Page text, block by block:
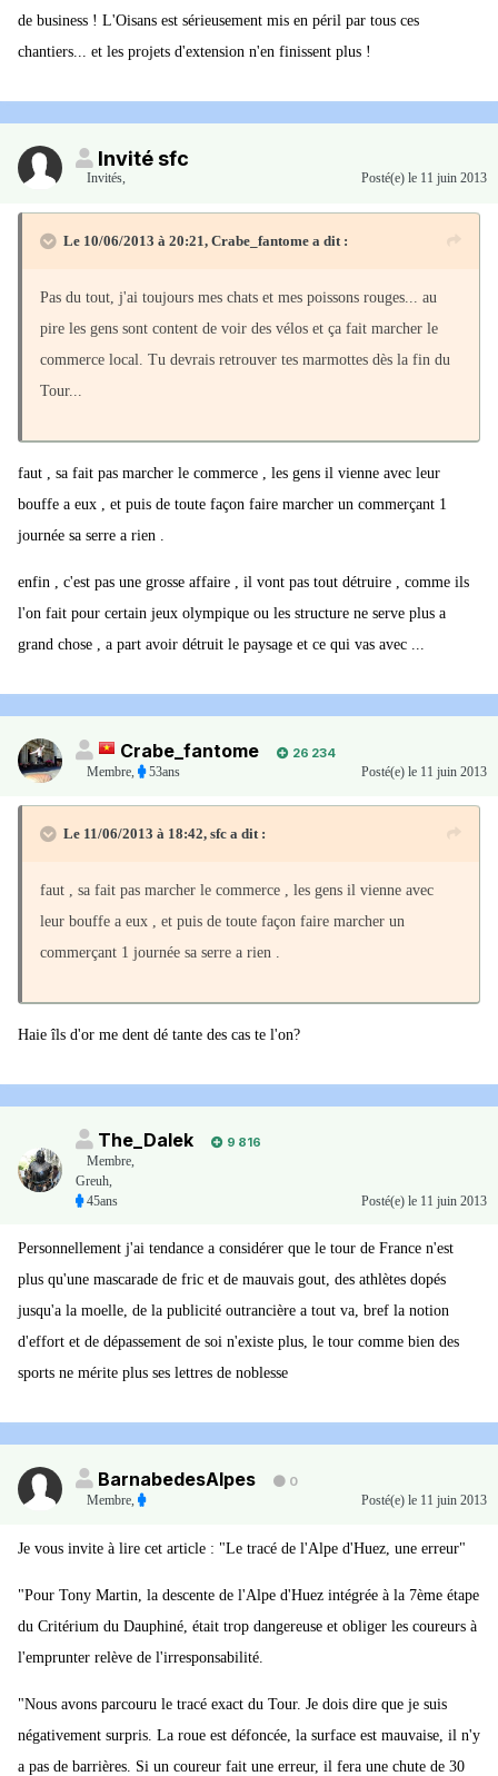
de business ! L'Oisans est sérieusement mis en péril par tous ces
chantiers... et les projets d'extension n'en finissent plus !
Invité sfc
Invités, Posté(e) le 11 juin 2013
Le 10/06/2013 à 20:21, Crabe_fantome a dit :
Pas du tout, j'ai toujours mes chats et mes poissons rouges... au
pire les gens sont content de voir des vélos et ça fait marcher le
commerce local. Tu devrais retrouver tes marmottes dès la fin du
Tour...
faut , sa fait pas marcher le commerce , les gens il vienne avec leur
bouffe a eux , et puis de toute façon faire marcher un commerçant 1
journée sa serre a rien .
enfin , c'est pas une grosse affaire , il vont pas tout détruire , comme ils
l'on fait pour certain jeux olympique ou les structure ne serve plus a
grand chose , a part avoir détruit le paysage et ce qui vas avec ...
Crabe_fantome
26 234
Membre, 53ans Posté(e) le 11 juin 2013
Le 11/06/2013 à 18:42, sfc a dit :
faut , sa fait pas marcher le commerce , les gens il vienne avec
leur bouffe a eux , et puis de toute façon faire marcher un
commerçant 1 journée sa serre a rien .
Haie îls d'or me dent dé tante des cas te l'on?
The_Dalek
9 816
Membre,
Greuh,
45ans
Posté(e) le 11 juin 2013
Personnellement j'ai tendance a considérer que le tour de France n'est
plus qu'une mascarade de fric et de mauvais gout, des athlètes dopés
jusqu'a la moelle, de la publicité outrancière a tout va, bref la notion
d'effort et de dépassement de soi n'existe plus, le tour comme bien des
sports ne mérite plus ses lettres de noblesse
BarnabedesAlpes
0
Membre, Posté(e) le 11 juin 2013
Je vous invite à lire cet article : "Le tracé de l'Alpe d'Huez, une erreur"
"Pour Tony Martin, la descente de l'Alpe d'Huez intégrée à la 7ème étape
du Critérium du Dauphiné, était trop dangereuse et obliger les coureurs à
l'emprunter relève de l'irresponsabilité.
"Nous avons parcouru le tracé exact du Tour. Je dois dire que je suis
négativement surpris. La roue est défoncée, la surface est mauvaise, il n'y
a pas de barrières. Si un coureur fait une erreur, il fera une chute de 30